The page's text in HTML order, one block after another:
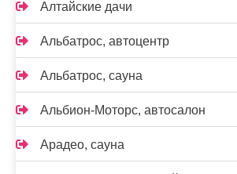
Алтайские дачи
Альбатрос, автоцентр
Альбатрос, сауна
Альбион-Моторс, автосалон
Арадео, сауна